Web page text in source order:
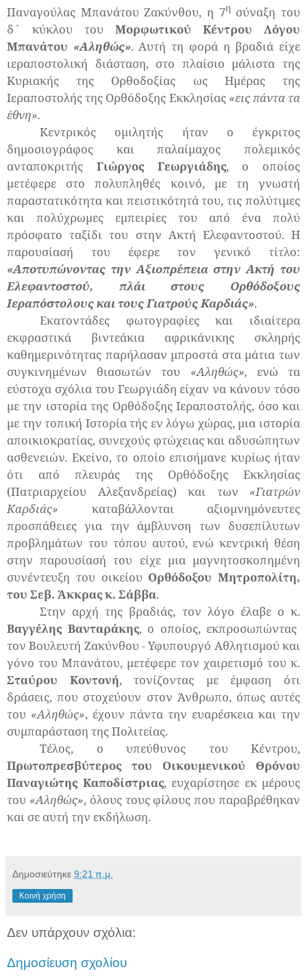
Παναγούλας Μπανάτου Ζακύνθου, η 7ησύναξη του
δ΄ κύκλου του Μορφωτικού Κέντρου Λόγου
Μπανάτου «Αληθώς». Αυτή τη φορά η βραδιά είχε
ιεραποστολική διάσταση, στο πλαίσιο μάλιστα της
Κυριακής της Ορθοδοξίας ως Ημέρας της
Ιεραποστολής της Ορθόδοξης Εκκλησίας «εις πάντα τα
έθνη».
Κεντρικός ομιλητής ήταν ο έγκριτος
δημοσιογράφος και παλαίμαχος πολεμικός
ανταποκριτής Γιώργος Γεωργιάδης, ο οποίος
μετέφερε στο πολυπληθές κοινό, με τη γνωστή
παραστατικότητα και πειστικότητά του, τις πολύτιμες
και πολύχρωμες εμπειρίες του από ένα πολύ
πρόσφατο ταξίδι του στην Ακτή Ελεφαντοστού. Η
παρουσίασή του έφερε τον γενικό τίτλο:
«Αποτυπώνοντας την Αξιοπρέπεια στην Ακτή του
Ελεφαντοστού, πλάι στους Ορθόδοξους
Ιεραπόστολους και τους Γιατρούς Καρδιάς».
Εκατοντάδες φωτογραφίες και ιδιαίτερα
εκφραστικά βιντεάκια αφρικάνικης σκληρής
καθημερινότητας παρήλασαν μπροστά στα μάτια των
συγκινημένων θιασωτών του «Αληθώς», ενώ τα
εύστοχα σχόλια του Γεωργιάδη είχαν να κάνουν τόσο
με την ιστορία της Ορθόδοξης Ιεραποστολής, όσο και
με την τοπική Ιστορία τής εν λόγω χώρας, μια ιστορία
αποικιοκρατίας, συνεχούς φτώχειας και αδυσώπητων
ασθενειών. Εκείνο, το οποίο επισήμανε κυρίως ήταν
ότι από πλευράς της Ορθόδοξης Εκκλησίας
(Πατριαρχείου Αλεξανδρείας) και των «Γιατρών
Καρδιάς» καταβάλλονται αξιομνημόνευτες
προσπάθειες για την άμβλυνση των δυσεπίλυτων
προβλημάτων του τόπου αυτού, ενώ κεντρική θέση
στην παρουσίασή του είχε μια μαγνητοσκοπημένη
συνέντευξη του οικείου Ορθόδοξου Μητροπολίτη,
του Σεβ. Άκκρας κ. Σάββα.
Στην αρχή της βραδιάς, τον λόγο έλαβε ο κ.
Βαγγέλης Βανταράκης, ο οποίος, εκπροσωπώντας
τον Βουλευτή Ζακύνθου - Υφυπουργό Αθλητισμού και
γόνο του Μπανάτου, μετέφερε τον χαιρετισμό του κ.
Σταύρου Κοντονή, τονίζοντας με έμφαση ότι
δράσεις, που στοχεύουν στον Άνθρωπο, όπως αυτές
του «Αληθώς», έχουν πάντα την ευαρέσκεια και την
συμπαράσταση της Πολιτείας.
Τέλος, ο υπεύθυνος του Κέντρου,
Πρωτοπρεσβύτερος του Οικουμενικού Θρόνου
Παναγιώτης Καποδίστριας, ευχαρίστησε εκ μέρους
του «Αληθώς», όλους τους φίλους που παραβρέθηκαν
και σε αυτή την εκδήλωση.
Δημοσιεύτηκε 9:21 π.μ.
Κοινή χρήση
Δεν υπάρχουν σχόλια:
Δημοσίευση σχολίου